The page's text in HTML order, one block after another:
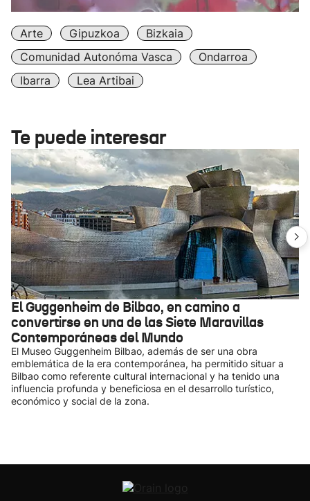
Arte Gipuzkoa
Bizkaia
Comunidad Autonóma Vasca
Ondarroa
Ibarra
Lea Artibai
Te puede interesar
El Guggenheim de Bilbao, en camino a
convertirse en una de las Siete Maravillas
Contemporáneas del Mundo
El Museo Guggenheim Bilbao, además de ser una obra
emblemática de la era contemporánea, ha permitido situar a
Bilbao como referente cultural internacional y ha tenido una
influencia profunda y beneficiosa en el desarrollo turístico,
económico y social de la zona.